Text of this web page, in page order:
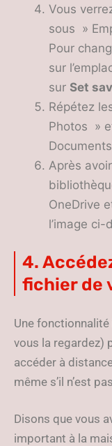
Vous
sous »
Pour
sur
sur Set
Répétez
Photos »
Après
OneDrive
l’image ci-
4.
fichier de
Une
vous la regardez)
accéder à
même s’il n’est
Disons que vous
important à la